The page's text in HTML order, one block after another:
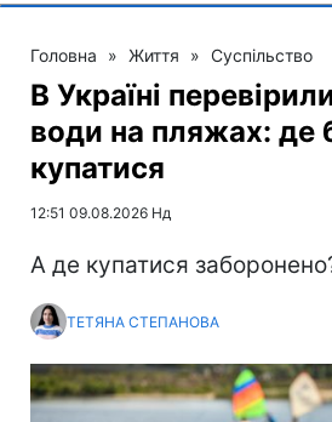
Головна » Життя » Суспільство
В Україні
води на пляжах: де
купатися
12:51 09.08.2026 Нд
А де купатися
ТЕТЯНА СТЕПАНОВА